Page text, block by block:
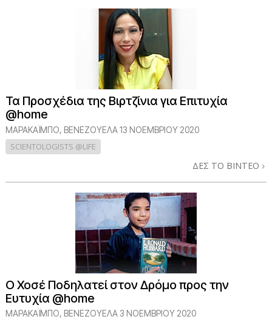
Τα Προσχέδια της Βιρτζίνια για Επιτυχία
@home
ΜΑΡΑΚΑΪΜΠΟ, ΒΕΝΕΖΟΥΕΛΑ13 ΝΟΕΜΒΡΙΟΥ 2020
SCIENTOLOGISTS @LIFE
ΔΕΣ ΤΟ ΒΙΝΤΕΟ
Ο Χοσέ Ποδηλατεί στον Δρόμο προς την
Ευτυχία @home
ΜΑΡΑΚΑΪΜΠΟ, ΒΕΝΕΖΟΥΕΛΑ3 ΝΟΕΜΒΡΙΟΥ 2020